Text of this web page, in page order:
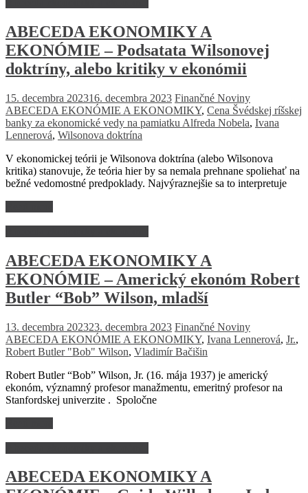
ABECEDA EKONOMIKY A
EKONÓMIE – Podsatata Wilsonovej
doktríny, alebo kritiky v ekonómii
15. decembra 202316. decembra 2023 Finančné Noviny
ABECEDA EKONÓMIE A EKONOMIKY, Cena Švédskej ríšskej
banky za ekonomické vedy na pamiatku Alfreda Nobela, Ivana
Lennerová, Wilsonova doktrína
V ekonomickej teórii je Wilsonova doktrína (alebo Wilsonova
kritika) stanovuje, že teória hier by sa nemala prehnane spoliehať na
bežné vedomostné predpoklady. Najvýraznejšie sa to interpretuje
ABECEDA EKONOMIKY A
EKONÓMIE – Americký ekonóm Robert
Butler “Bob” Wilson, mladší
13. decembra 202323. decembra 2023 Finančné Noviny
ABECEDA EKONÓMIE A EKONOMIKY, Ivana Lennerová, Jr.,
Robert Butler "Bob" Wilson, Vladimír Bačišin
Robert Butler “Bob” Wilson, Jr. (16. mája 1937) je americký
ekonóm, významný profesor manažmentu, emeritný profesor na
Stanfordskej univerzite . Spoločne
ABECEDA EKONOMIKY A